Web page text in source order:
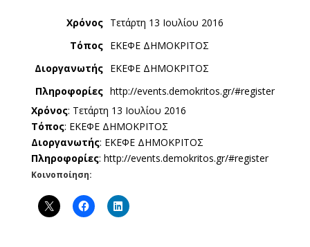
Χρόνος Τετάρτη 13 Ιουλίου 2016
Τόπος ΕΚΕΦΕ ΔΗΜΟΚΡΙΤΟΣ
Διοργανωτής ΕΚΕΦΕ ΔΗΜΟΚΡΙΤΟΣ
Πληροφορίες http://events.demokritos.gr/#register
Χρόνος: Τετάρτη 13 Ιουλίου 2016
Τόπος: ΕΚΕΦΕ ΔΗΜΟΚΡΙΤΟΣ
Διοργανωτής: ΕΚΕΦΕ ΔΗΜΟΚΡΙΤΟΣ
Πληροφορίες: http://events.demokritos.gr/#register
Κοινοποίηση: